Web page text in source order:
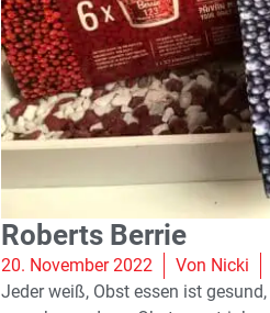
Roberts Berrie
20. November 2022 Von Nicki
Jeder weiß, Obst essen ist